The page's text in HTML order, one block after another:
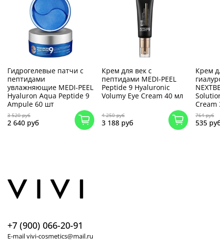
Гидрогелевые патчи с
пептидами
увлажняющие MEDI-PEEL
Hyaluron Aqua Peptide 9
Ampule 60 шт
3 520 руб
2 640 руб
Крем для век с
пептидами MEDI-PEEL
Peptide 9 Hyaluronic
Volumy Eye Cream 40 мл
4 250 руб
3 188 руб
Крем
Cream
764 руб
535
+7 (900) 066-20-91
E-mail vivi-cosmetics@mail.ru